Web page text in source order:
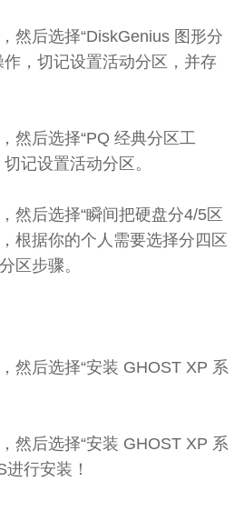
然后选择“DiskGenius 图形分
作，切记设置活动分区，并存
然后选择“PQ 经典分区工
记设置活动分区。
然后选择“瞬间把硬盘分4/5区
根据你的个人需要选择分四区
区步骤。
然后选择“安装 GHOST XP 系
然后选择“安装 GHOST XP 系
行安装！